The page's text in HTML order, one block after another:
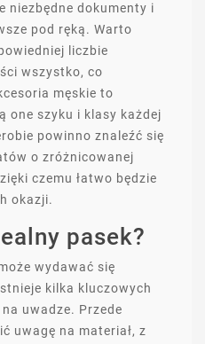
niezbędne dokumenty i
pod ręką. Warto
liczbie
wszystko, co
męskie to
one szyku i klasy każdej
powinno znaleźć się
o zróżnicowanej
czemu łatwo będzie
okazji.
pasek?
wydawać się
kilka kluczowych
uwadze. Przede
uwagę na materiał, z